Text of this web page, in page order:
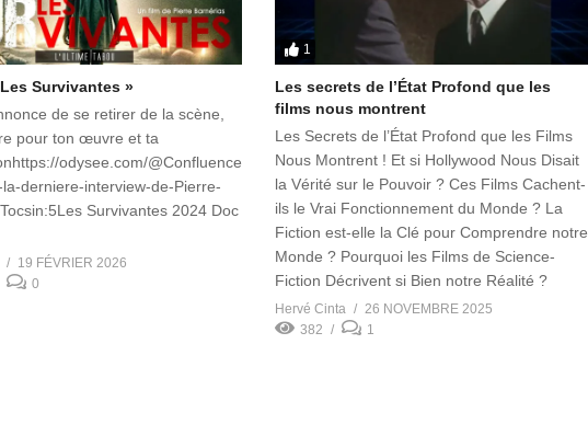
Survivantes »
de se retirer de la scène,
pour ton œuvre et ta
odysee.com/@Confluence
la-derniere-interview-de-Pierre-
Survivantes 2024 Doc
19 FÉVRIER 2026
0
1
Les secrets de l’État Profond que les
films nous montrent
Les Secrets de l’État Profond que les Films
Nous Montrent ! Et si Hollywood Nous Disait
la Vérité sur le Pouvoir ? Ces Films Cachent-
ils le Vrai Fonctionnement du Monde ? La
Fiction est-elle la Clé pour Comprendre notre
Monde ? Pourquoi les Films de Science-
Fiction Décrivent si Bien notre Réalité ?
Hervé Cinta
26 NOVEMBRE 2025
382
1